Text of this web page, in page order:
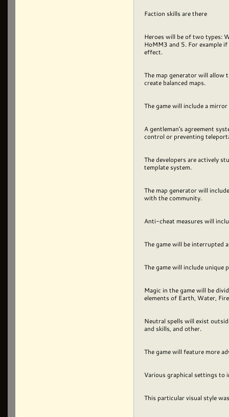
Faction skills are there
Heroes will be of two types:
HoMM3 and 5. For example
effect.
The map generator will allow
create balanced maps.
The game will include a
A gentleman's agreement
control or preventing
The developers are actively
template system.
The map generator will
with the community.
Anti-cheat measures will
The game will be interrupted
The game will include unique
Magic in the game will be
elements of Earth, Water,
Neutral spells will exist
and skills, and other.
The game will feature more
Various graphical settings to
This particular visual style